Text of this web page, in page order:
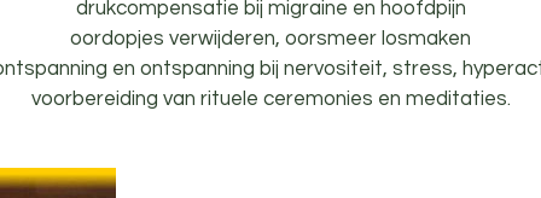
drukcompensatie bij migraine en hoofdpijn
oordopjes verwijderen, oorsmeer losmaken
en ontspanning bij nervositeit, stress,